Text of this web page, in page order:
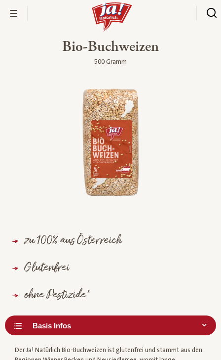
Bio-Buchweizen
500 Gramm
zu 100% aus Österreich
Glutenfrei
ohne Pestizide*
Der Ja! Natürlich Bio-Buchweizen ist glutenfrei und stammt aus den